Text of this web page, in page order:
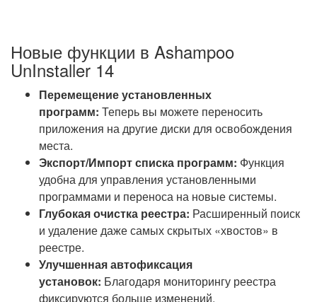
Новые функции в Ashampoo
UnInstaller 14
Перемещение установленных
программ: Теперь вы можете переносить
приложения на другие диски для освобождения
места.
Экспорт/Импорт списка программ: Функция
удобна для управления установленными
программами и переноса на новые системы.
Глубокая очистка реестра: Расширенный поиск
и удаление даже самых скрытых «хвостов» в
реестре.
Улучшенная автофиксация
установок: Благодаря мониторингу реестра
фиксируются больше изменений.